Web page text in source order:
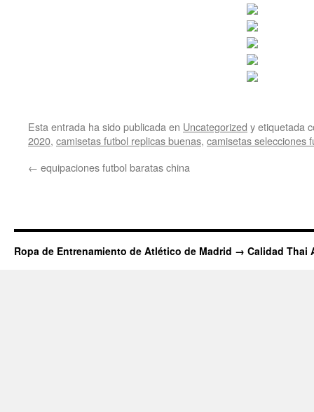
Esta entrada ha sido publicada en Uncategorized y etiquetada
2020, camisetas futbol replicas buenas, camisetas selecciones
← equipaciones futbol baratas china
Ropa de Entrenamiento de Atlético de Madrid → Calidad Thai